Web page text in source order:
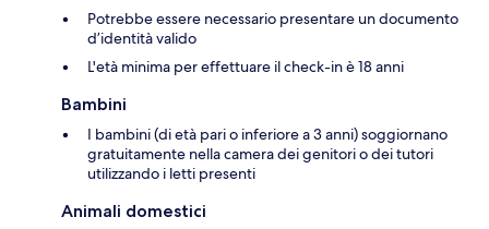
Potrebbe essere necessario presentare un documento
d’identità valido
L'età minima per effettuare il check-in è 18 anni
Bambini
I bambini (di età pari o inferiore a 3 anni) soggiornano
gratuitamente nella camera dei genitori o dei tutori
utilizzando i letti presenti
Animali domestici